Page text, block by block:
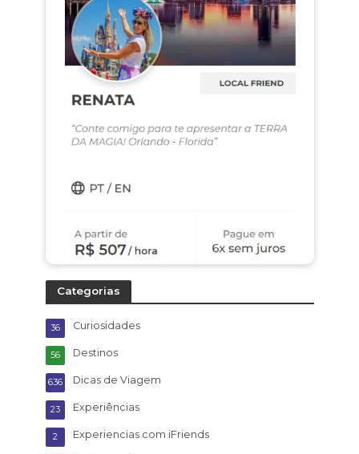
Categorias
Curiosidades
36
Destinos
56
Dicas de Viagem
636
Experiências
23
Experiencias com iFriends
2